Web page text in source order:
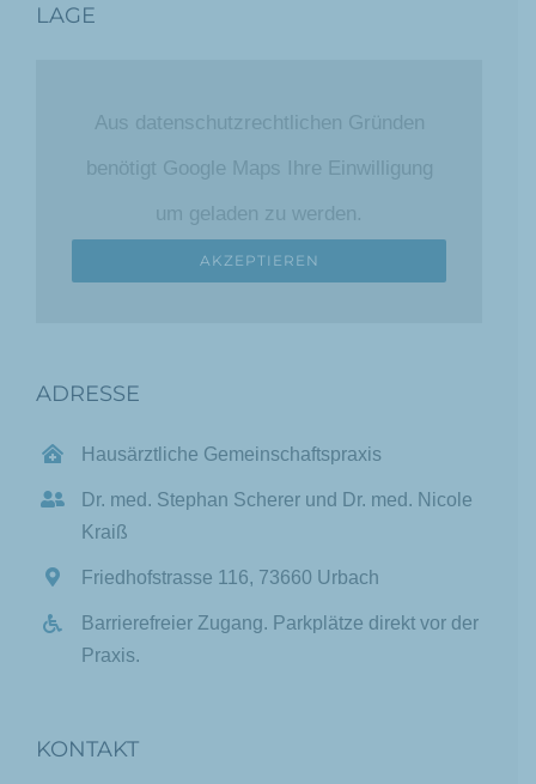
LAGE
Aus datenschutzrechtlichen Gründen
benötigt Google Maps Ihre Einwilligung
um geladen zu werden.
AKZEPTIEREN
ADRESSE
Hausärztliche Gemeinschaftspraxis
Dr. med. Stephan Scherer und Dr. med. Nicole
Kraiß
Friedhofstrasse 116, 73660 Urbach
Barrierefreier Zugang. Parkplätze direkt vor der
Praxis.
KONTAKT